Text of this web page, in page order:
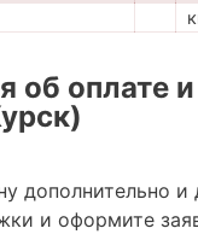
об оплате и
дополнительно и
и оформите